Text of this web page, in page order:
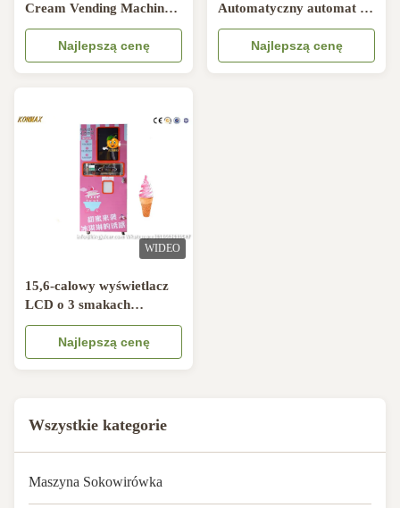
Cream Vending Machine z
kompresorem Embraco
Najlepszą cenę
Automatyczny automat z
miękkimi lodami
Najlepszą cenę
WIDEO
15,6-calowy wyświetlacz
LCD o 3 smakach
Automat do lodów lody o
pojemności 5 litrów
Najlepszą cenę
Wszystkie kategorie
Maszyna Sokowirówka